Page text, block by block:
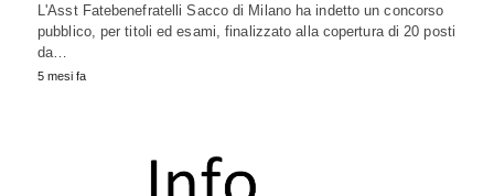
L'Asst Fatebenefratelli Sacco di Milano ha indetto un concorso
pubblico, per titoli ed esami, finalizzato alla copertura di 20 posti
da…
5 mesi fa